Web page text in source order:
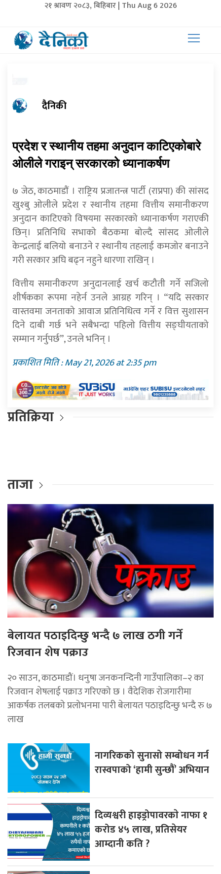
२१ श्रावण २०८३, बिहिबार | Thu Aug 6 2026
दैनिकी
प्रदेश र स्थानीय तहमा अनुदान काटिएकोबारे
ओलीले गराइन् सरकारको ध्यानाकर्षण
७ जेठ, काठमाडाैं । राष्ट्रिय प्रजातन्त्र पार्टी (राप्रपा) की सांसद
खुश्बु ओलीले प्रदेश र स्थानीय तहमा वित्तीय समानीकरण
अनुदान काटिएको विषयमा सरकारको ध्यानाकर्षण गराएकी
छिन्। प्रतिनिधि सभाको बैठकमा बोल्दै सांसद ओलीले
केन्द्रलाई बलियो बनाउने र स्थानीय तहलाई कमजोर बनाउने
गरी सरकार अघि बढ्न नहुने धारणा राखिन् ।
वित्तीय समानीकरण अनुदानलाई खर्च कटौती गर्ने सजिलो
शीर्षकका रूपमा नहेर्न उनले आग्रह गरिन् । “यदि सरकार
वास्तवमा जनताको आवाज प्रतिनिधित्व गर्ने र वित्त सुशासन
दिने दाबी गर्छ भने सबैभन्दा पहिलो वित्तीय सङ्घीयताको
सम्मान गर्नुपर्छ”, उनले भनिन् ।
प्रकाशित मिति : May 21, 2026 at 2:35 pm
प्रतिक्रिया
ताजा
बेलायत पठाइदिन्छु भन्दै ७ लाख ठगी गर्ने
रिजवान शेष पक्राउ
२० साउन, काठमाडौं। धनुषा जनकनन्दिनी गाउँपालिका–२ का
रिजवान शेषलाई पक्राउ गरिएको छ । वैदेशिक रोजगारीमा
आकर्षक तलबको प्रलोभनमा पारी बेलायत पठाइदिन्छु भन्दै रु ७
लाख
नागरिकको सुनासो सम्बोधन गर्न
रास्वपाको ‘हामी सुन्छौं’ अभियान
दिव्यश्वरी हाइड्रोपावरकाे नाफा १
करोड ४५ लाख, प्रतिसेयर
आम्दानी कति ?